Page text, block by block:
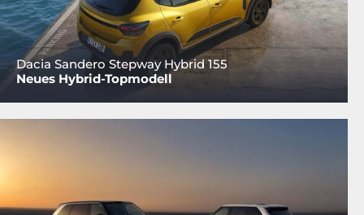
Dacia Sandero Stepway Hybrid 155
Neues Hybrid-Topmodell